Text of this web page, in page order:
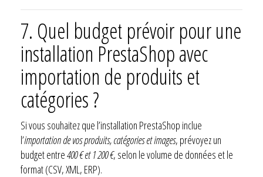
7. Quel budget prévoir pour une
installation PrestaShop avec
importation de produits et
catégories ?
Si vous souhaitez que l’installation PrestaShop inclue
l’importation de vos produits, catégories et images, prévoyez un
budget entre400 € et 1 200 €, selon le volume de données et le
format (CSV, XML, ERP).